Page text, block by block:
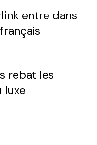
entre dans
rebat les
luxe